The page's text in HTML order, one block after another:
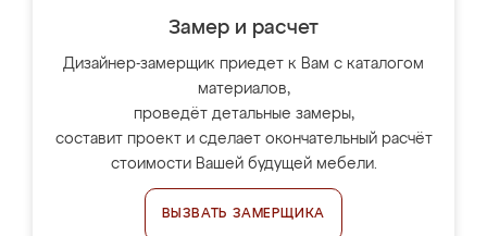
Замер и расчет
Дизайнер-замерщик приедет к Вам с каталогом
материалов,
проведёт детальные замеры,
составит проект и сделает окончательный расчёт
стоимости Вашей будущей мебели.
ВЫЗВАТЬ ЗАМЕРЩИКА